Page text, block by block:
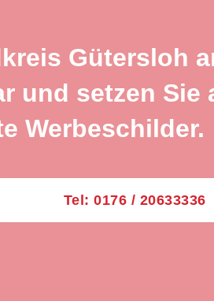
Gütersloh
und setzen Sie
Werbeschilder.
Tel: 0176 / 20633336